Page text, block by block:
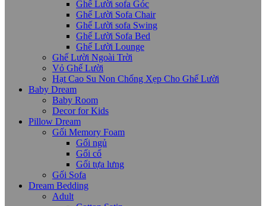
Ghế Lười sofa Góc
Ghế Lười Sofa Chair
Ghế Lười sofa Swing
Ghế Lười Sofa Bed
Ghế Lười Lounge
Ghế Lười Ngoài Trời
Vỏ Ghế Lười
Hạt Cao Su Non Chống Xẹp Cho Ghế Lười
Baby Dream
Baby Room
Decor for Kids
Pillow Dream
Gối Memory Foam
Gối ngủ
Gối cổ
Gối tựa lưng
Gối Sofa
Dream Bedding
Adult